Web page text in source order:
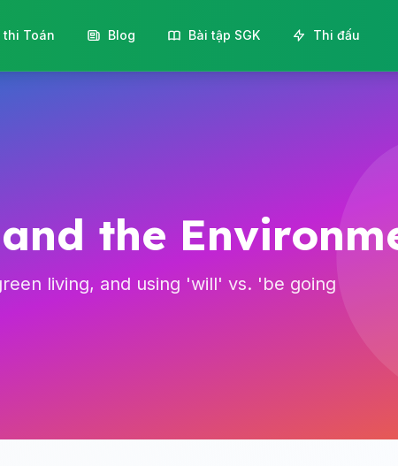
thi Toán Blog Bài tập SGK Thi đấu
the
living, and using 'will' vs. 'be going